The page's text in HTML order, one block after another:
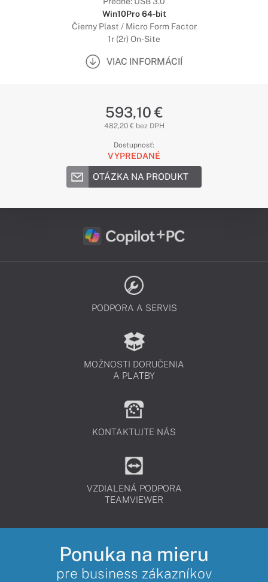
Win10Pro 64-bit
Čierny Plast / Micro Form Factor
1r (2r) On-Site
VIAC INFORMÁCIÍ
593,10 €
482,20 € bez DPH
Dostupnosť:
VYPREDANÉ
OTÁZKA NA PRODUKT
PODPORA A SERVIS
MOŽNOSTI DORUČENIA
A PLATBY
KONTAKTUJTE NÁS
VZDIALENÁ PODPORA
TEAMVIEWER
Ponuka na mieru
pre business zákazníkov